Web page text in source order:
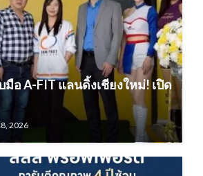
อ A-FIT แลนดิ้งเชียงใหม่! เปิด
2026